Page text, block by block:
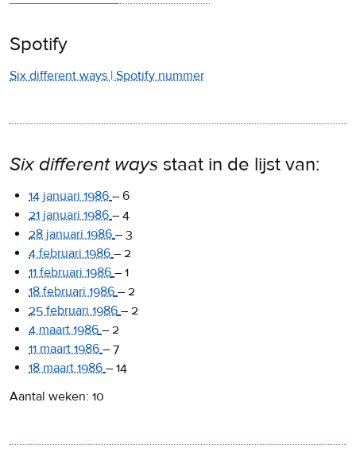
Spotify
Six different ways | Spotify nummer
Six different ways staat in de lijst van:
14 januari 1986 – 6
21 januari 1986 – 4
28 januari 1986 – 3
4 februari 1986 – 2
11 februari 1986 – 1
18 februari 1986 – 2
25 februari 1986 – 2
4 maart 1986 – 2
11 maart 1986 – 7
18 maart 1986 – 14
Aantal weken: 10